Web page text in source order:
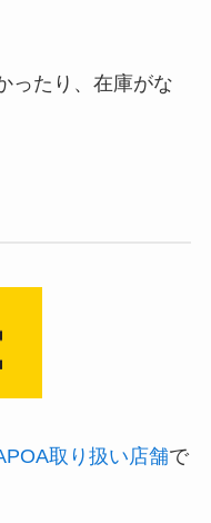
ったり、在庫がな
取り扱い店舗で